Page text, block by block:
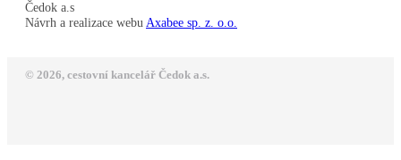
Čedok a.s
Návrh a realizace webu Axabee sp. z. o.o.
© 2026, cestovní kancelář Čedok a.s.